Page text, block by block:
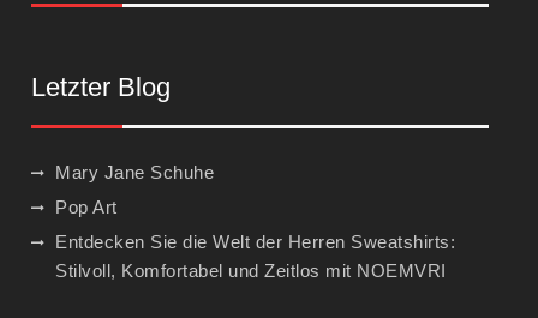
Letzter Blog
Mary Jane Schuhe
Pop Art
Entdecken Sie die Welt der Herren Sweatshirts:
Stilvoll, Komfortabel und Zeitlos mit NOEMVRI